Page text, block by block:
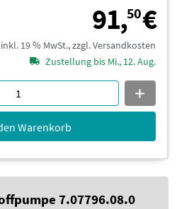
91,50€
inkl. 19 % MwSt., zzgl. Versandkosten
Zustellung bis Mi., 12. Aug.
Warenkorb
7.07796.08.0